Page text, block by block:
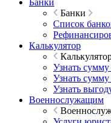
Банки
Банки
Список
Калькулятор
Узнать
Узнать
Узнать
Военнослужащим